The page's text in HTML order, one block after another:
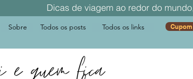
Dicas de viagem ao redor do
Sobre Todos os posts Todos os links